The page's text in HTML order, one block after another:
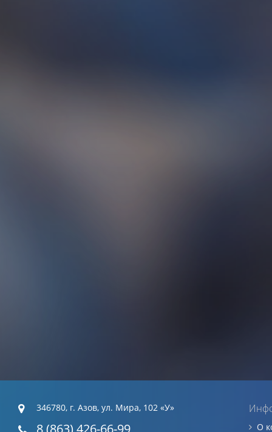
346780, г. Азов, ул. Мира, 102 «У»
8 (863) 426-66-99 О